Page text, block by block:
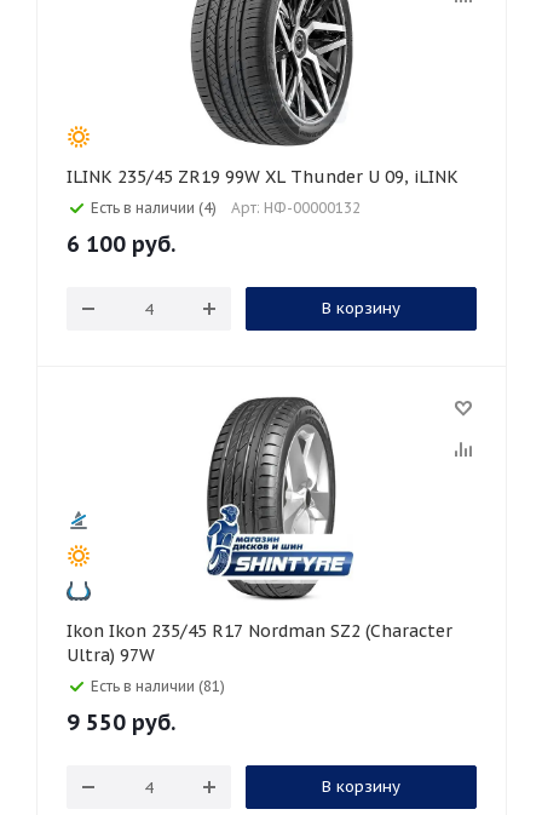
40 45 50
60 70 75
ILINK 235/45 ZR19 99W XL Thunder U 09, iLINK
Есть в наличии (4) Арт: НФ-00000132
6 100 руб.
В корзину
Ikon Ikon 235/45 R17 Nordman SZ2 (Character
Ultra) 97W
Есть в наличии (81)
9 550 руб.
В корзину